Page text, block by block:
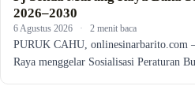
2026–2030
6 Agustus 2026 · 2 menit baca
PURUK CAHU, onlinesinarbarito.com
Raya menggelar Sosialisasi Peraturan